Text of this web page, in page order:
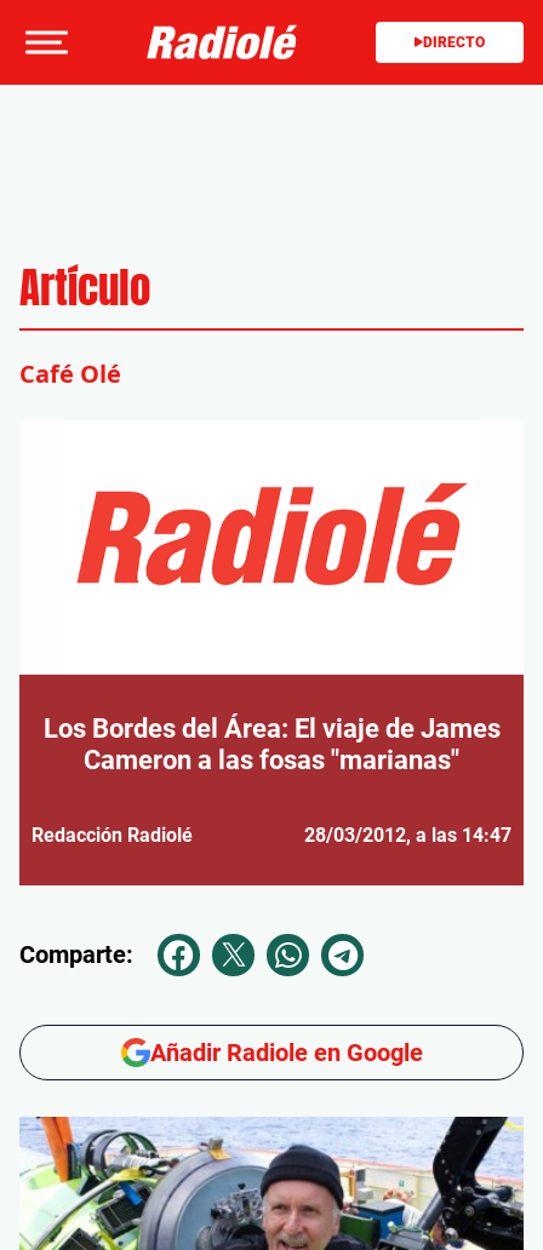
DIRECTO
Artículo
Café Olé
Los Bordes del Área: El viaje de James
Cameron a las fosas "marianas"
Redacción Radiolé 28/03/2012, a las 14:47
Comparte:
Añadir Radiole en Google